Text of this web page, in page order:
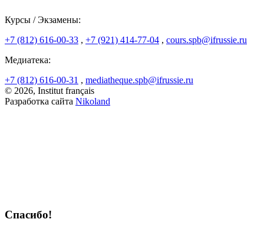
Курсы / Экзамены:
+7 (812) 616-00-33 , +7 (921) 414-77-04 , cours.spb@ifrussie.ru
Медиатека:
+7 (812) 616-00-31 , mediatheque.spb@ifrussie.ru
© 2026, Institut français
Разработка сайта Nikoland
Спасибо!